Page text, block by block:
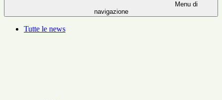
Menu di
navigazione
Tutte le news